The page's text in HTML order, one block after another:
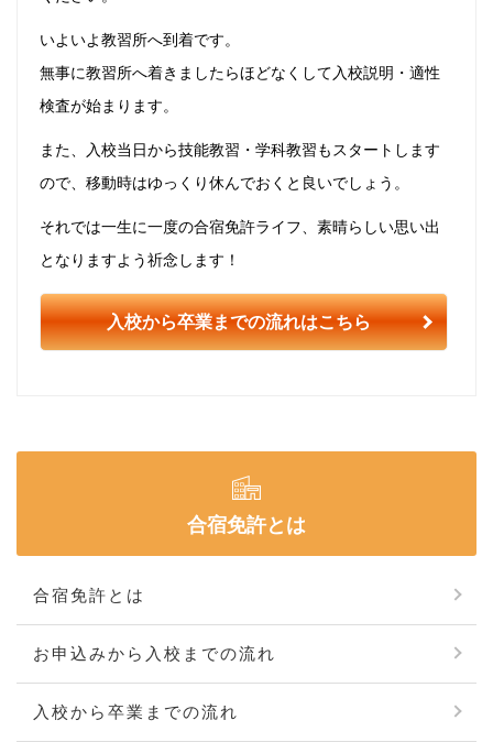
いよいよ教習所へ到着です。
無事に教習所へ着きましたらほどなくして入校説明・適性
検査が始まります。
また、入校当日から技能教習・学科教習もスタートします
ので、移動時はゆっくり休んでおくと良いでしょう。
それでは一生に一度の合宿免許ライフ、素晴らしい思い出
となりますよう祈念します！
入校から卒業までの流れはこちら
合宿免許とは
合宿免許とは
お申込みから入校までの流れ
入校から卒業までの流れ